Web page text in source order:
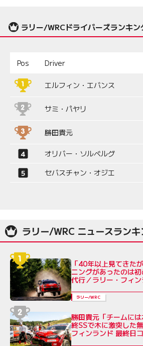
ラリー/WRCドライバーズランキン
Pos Driver
エルフィン・エバンス
サミ・パヤリ
勝田貴元
オリバー・ソルベルグ
セバスチャン・オジエ
ラリー/WRC ニュースランキ
「40年以上見てきた
ニングがあったのは
代行／ラリー・フィ
ラリー/WRC
勝田貴元「チームに
終SSで木に激突した
フィンランド 最終日